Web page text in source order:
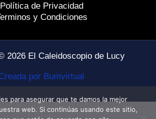
Política de Privacidad
y Condiciones
2026 El Caleidoscopio de Lucy
por Bumvirtual
para asegurar que te damos la mejor
web. Si continúas usando este sitio,